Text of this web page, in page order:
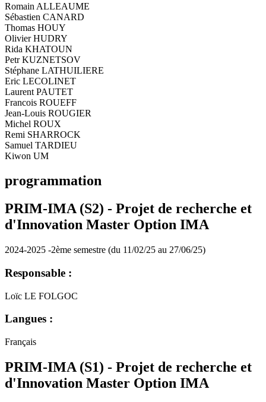
Romain ALLEAUME
Sébastien CANARD
Thomas HOUY
Olivier HUDRY
Rida KHATOUN
Petr KUZNETSOV
Stéphane LATHUILIERE
Eric LECOLINET
Laurent PAUTET
Francois ROUEFF
Jean-Louis ROUGIER
Michel ROUX
Remi SHARROCK
Samuel TARDIEU
Kiwon UM
programmation
PRIM-IMA (S2) - Projet de recherche et
d'Innovation Master Option IMA
2024-2025 -2ème semestre (du 11/02/25 au 27/06/25)
Responsable :
Loïc LE FOLGOC
Langues :
Français
PRIM-IMA (S1) - Projet de recherche et
d'Innovation Master Option IMA